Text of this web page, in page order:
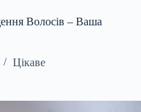
Волосів – Ваша
Цікаве